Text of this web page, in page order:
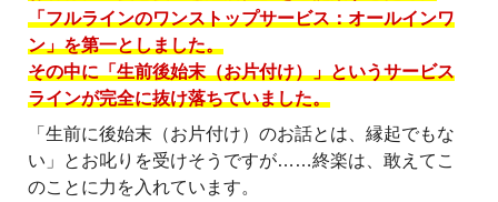
「フルラインのワンストップサービス：オールインワ
ン」を第一としました。
その中に「生前後始末（お片付け）」というサービス
ラインが完全に抜け落ちていました。
「生前に後始末（お片付け）のお話とは、縁起でもな
い」とお叱りを受けそうですが……終楽は、敢えてこ
のことに力を入れています。